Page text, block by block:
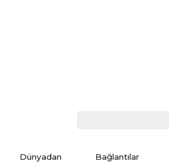
Dünyadan Bağlantılar